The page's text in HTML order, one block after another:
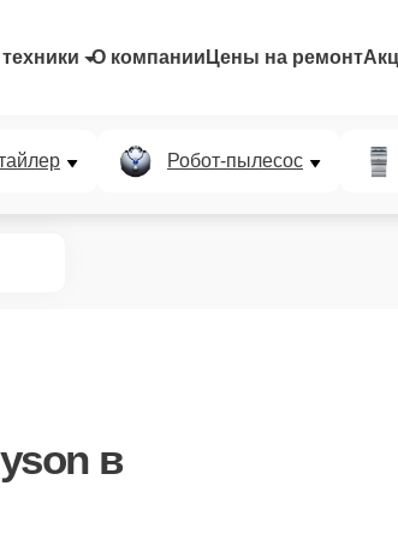
О компании Цены на ремонт
Робот-пылесос
в